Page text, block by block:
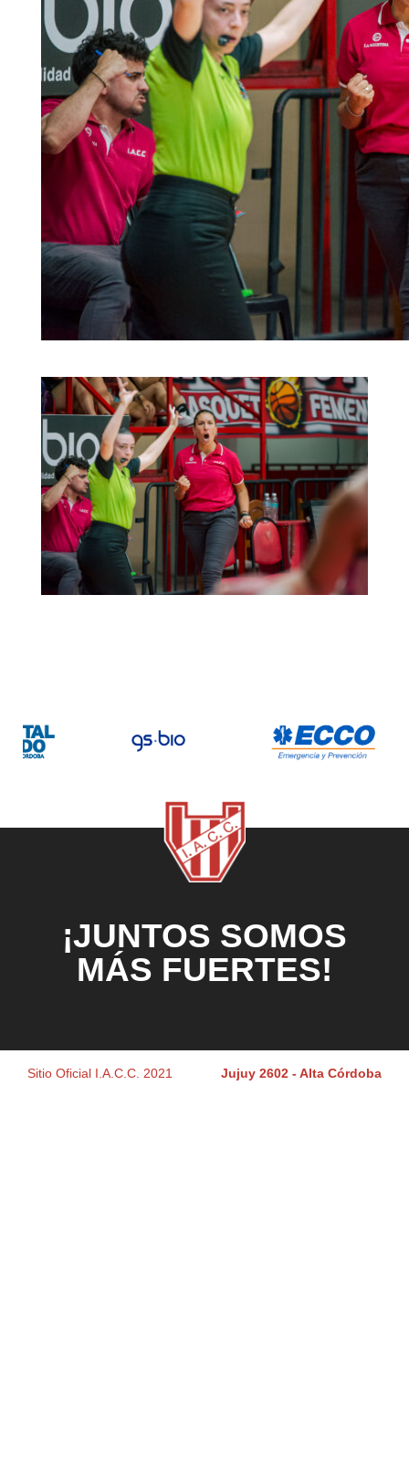
¡JUNTOS SOMOS
MÁS FUERTES!
Sitio Oficial I.A.C.C. 2021 Jujuy 2602 - Alta Córdoba